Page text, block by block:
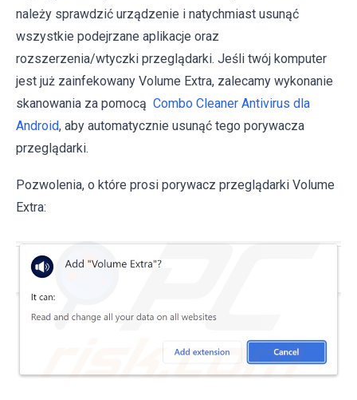
należy sprawdzić urządzenie i natychmiast usunąć
wszystkie podejrzane aplikacje oraz
rozszerzenia/wtyczki przeglądarki. Jeśli twój komputer
jest już zainfekowany Volume Extra, zalecamy wykonanie
skanowania za pomocą Combo Cleaner Antivirus dla
Android, aby automatycznie usunąć tego porywacza
przeglądarki.
Pozwolenia, o które prosi porywacz przeglądarki Volume
Extra: